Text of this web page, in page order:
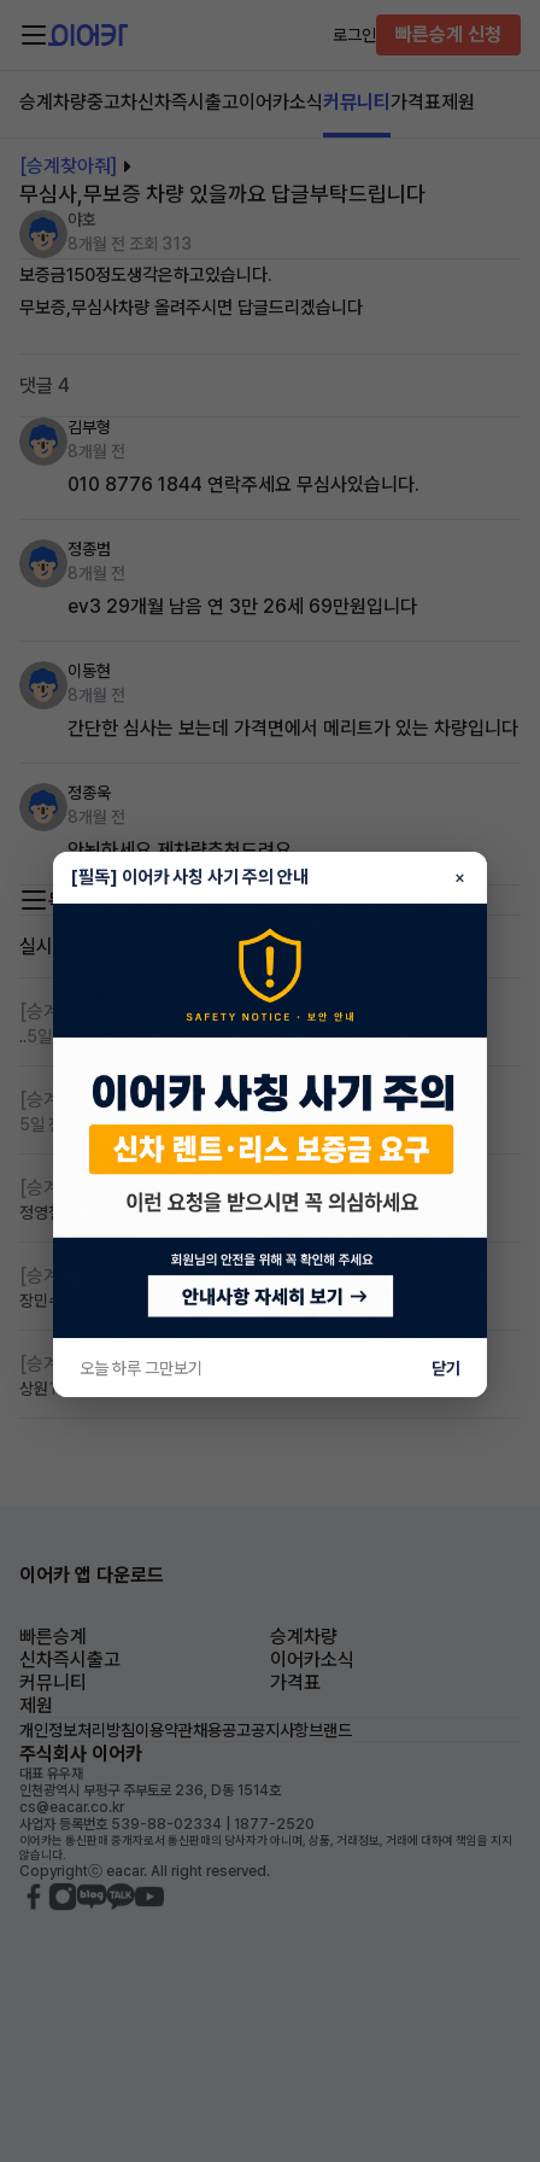
로그인 빠른승계 신청
승계차량중고차신차즉시출고이어카소식커뮤니티 가격표제원
[승계찾아줘]
무심사,무보증 차량 있을까요 답글부탁드립니다
야호
8개월 전 조회 313
보증금150정도생각은하고있습니다.
무보증,무심사차량 올려주시면 답글드리겠습니다
댓글 4
김부형
8개월 전
010 8776 1844 연락주세요 무심사있습니다.
정종범
8개월 전
ev3 29개월 남음 연 3만 26세 69만원입니다
이동현
8개월 전
간단한 심사는 보는데 가격면에서 메리트가 있는 차량입니다
정종욱
8개월 전
안뇡하세요 제차량추천드려요
목록 이동
실시간 인기글
[승계찾아줘] 무심사 무보증 만21세 전기차 승계,2운전자
..5일 전조회 104댓글 3
[승계찾아줘] 무보증 무심사 전기차 승계 알아봅니다
5일 전 조회 89댓글 1
[승계찾아줘] 무심사 차량구해요
정영철 조회 58댓글 2
[승계찾아줘] 만 23세 무심사
장민수 댓글 1
[승계찾아줘] 만24세 무보증 승계 구합니다
상원1일 전
이어카 앱 다운로드
빠른승계
승계차량
신차즉시출고
이어카소식
커뮤니티
가격표
제원
개인정보처리방침이용약관채용공고공지사항브랜드
주식회사 이어카
대표 유우재
인천광역시 부평구 주부토로 236, D동 1514호
cs@eacar.co.kr
사업자 등록번호 539-88-02334 | 1877-2520
이어카는 통신판매 중개자로서 통신판매의 당사자가 아니며, 상품, 거래정보, 거래에 대하여 책임을 지지
않습니다.
Copyrightⓒ eacar. All right reserved.
[필독] 이어카 사칭 사기 주의 안내 ×
오늘 하루 그만보기 닫기